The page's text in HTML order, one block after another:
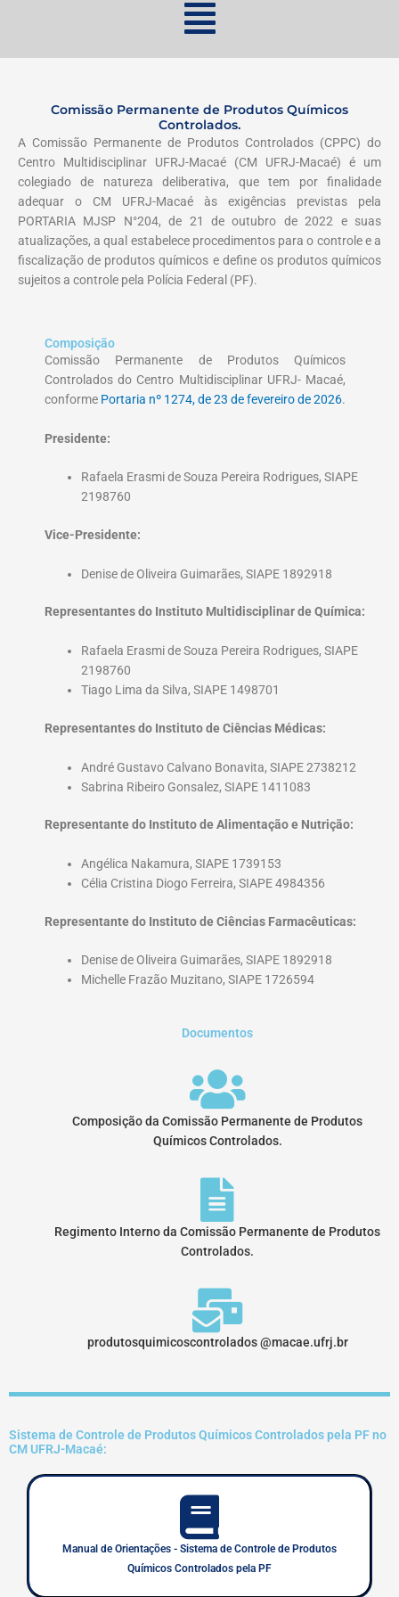
Comissão Permanente de Produtos Químicos
Controlados.
A Comissão Permanente de Produtos Controlados (CPPC) do
Centro Multidisciplinar UFRJ-Macaé (CM UFRJ-Macaé) é um
colegiado de natureza deliberativa, que tem por finalidade
adequar o CM UFRJ-Macaé às exigências previstas pela
PORTARIA MJSP N°204, de 21 de outubro de 2022 e suas
atualizações, a qual estabelece procedimentos para o controle e a
fiscalização de produtos químicos e define os produtos químicos
sujeitos a controle pela Polícia Federal (PF).
Composição
Comissão Permanente de Produtos Químicos
Controlados do Centro Multidisciplinar UFRJ- Macaé,
conforme Portaria nº 1274, de 23 de fevereiro de 2026.
Presidente:
Rafaela Erasmi de Souza Pereira Rodrigues, SIAPE
2198760
Vice-Presidente:
Denise de Oliveira Guimarães, SIAPE 1892918
Representantes do Instituto Multidisciplinar de Química:
Rafaela Erasmi de Souza Pereira Rodrigues, SIAPE
2198760
Tiago Lima da Silva, SIAPE 1498701
Representantes do Instituto de Ciências Médicas:
André Gustavo Calvano Bonavita, SIAPE 2738212
Sabrina Ribeiro Gonsalez, SIAPE 1411083
Representante do Instituto de Alimentação e Nutrição:
Angélica Nakamura, SIAPE 1739153
Célia Cristina Diogo Ferreira, SIAPE 4984356
Representante do Instituto de Ciências Farmacêuticas:
Denise de Oliveira Guimarães, SIAPE 1892918
Michelle Frazão Muzitano, SIAPE 1726594
Documentos
Composição da Comissão Permanente de Produtos
Químicos Controlados.
Regimento Interno da Comissão Permanente de Produtos
Controlados.
produtosquimicoscontrolados @macae.ufrj.br
Sistema de Controle de Produtos Químicos Controlados pela PF no
CM UFRJ-Macaé:
Manual de Orientações - Sistema de Controle de Produtos
Químicos Controlados pela PF